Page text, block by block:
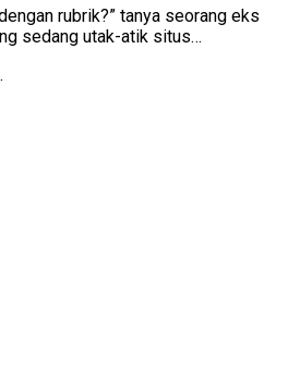
rubrik?” tanya seorang eks
sedang utak-atik situs…